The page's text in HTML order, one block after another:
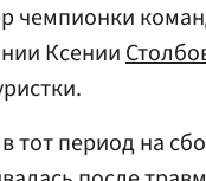
чемпионки
Ксении
тот период на